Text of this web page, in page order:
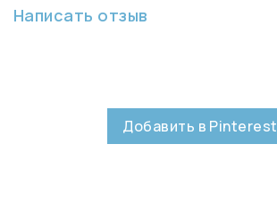
Написать отзыв
Добавить в Pinterest